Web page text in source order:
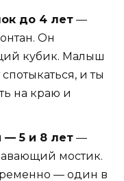
до 4 лет —
Он
кубик. Малыш
и ты
на краю и
— 5 и 8 лет —
мостик.
— один в